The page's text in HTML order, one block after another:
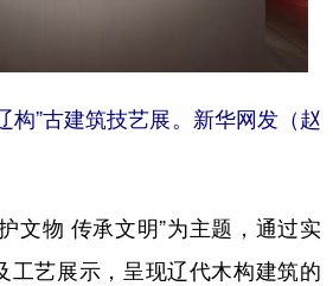
津 河北 山西
林 上海 江苏
构”古建筑技艺展。新华网发（赵
物 传承文明”为主题，通过实
工艺展示，呈现辽代木构建筑的